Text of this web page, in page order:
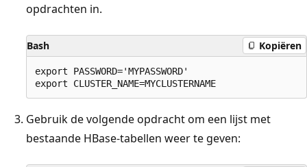
opdrachten in.
Bash Kopiëren
export PASSWORD='MYPASSWORD'
Gebruik de volgende opdracht om een lijst met
bestaande HBase-tabellen weer te geven: